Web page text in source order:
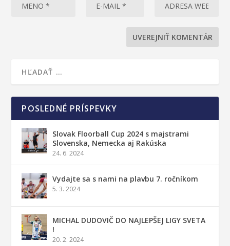
POSLEDNÉ PRÍSPEVKY
Slovak Floorball Cup 2024 s majstrami
Slovenska, Nemecka aj Rakúska
24. 6. 2024
Vydajte sa s nami na plavbu 7. ročníkom
5. 3. 2024
MICHAL DUDOVIČ DO NAJLEPŠEJ LIGY SVETA
!
20. 2. 2024